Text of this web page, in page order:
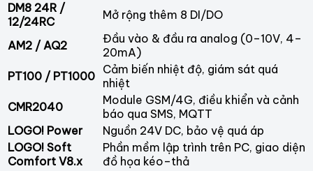
DM8 24R /
12/24RC
Mở rộng thêm 8 DI/DO
AM2 / AQ2
Đầu vào & đầu ra analog (0–10V, 4–
20mA)
PT100 / PT1000 Cảm biến nhiệt độ, giám sát quá
nhiệt
CMR2040
Module GSM/4G, điều khiển và cảnh
báo qua SMS, MQTT
LOGO! Power
Nguồn 24V DC, bảo vệ quá áp
LOGO! Soft
Comfort V8.x
Phần mềm lập trình trên PC, giao diện
đồ họa kéo–thả